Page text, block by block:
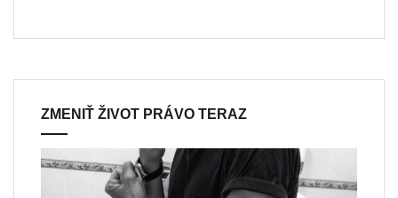
ZMENIŤ ŽIVOT PRÁVO TERAZ